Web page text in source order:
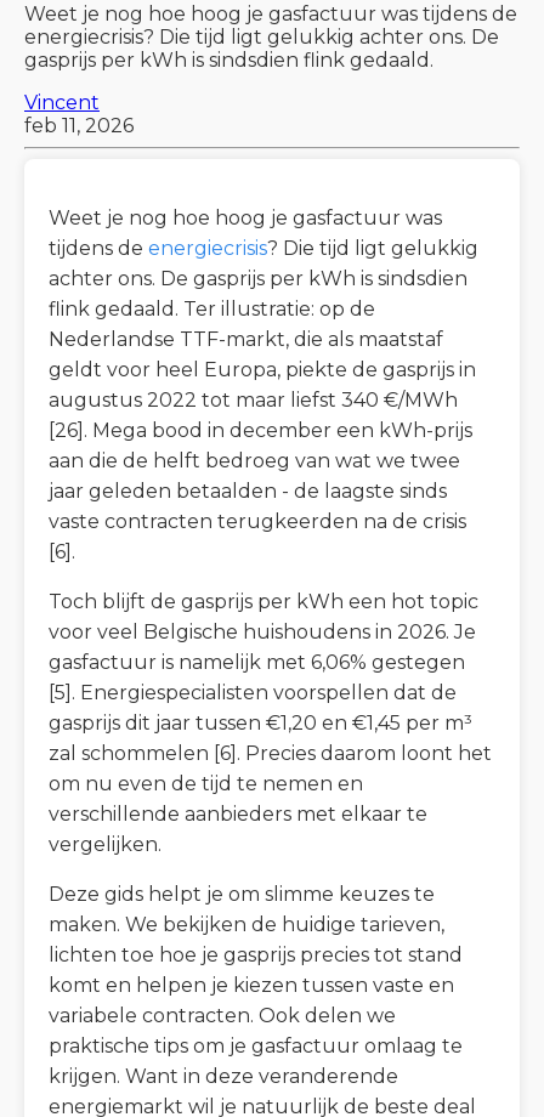
Weet je nog hoe hoog je gasfactuur was tijdens de
energiecrisis? Die tijd ligt gelukkig achter ons. De
gasprijs per kWh is sindsdien flink gedaald.
Vincent
feb 11, 2026
Weet je nog hoe hoog je gasfactuur was
tijdens de energiecrisis? Die tijd ligt gelukkig
achter ons. De gasprijs per kWh is sindsdien
flink gedaald. Ter illustratie: op de
Nederlandse TTF-markt, die als maatstaf
geldt voor heel Europa, piekte de gasprijs in
augustus 2022 tot maar liefst 340 €/MWh
[26]. Mega bood in december een kWh-prijs
aan die de helft bedroeg van wat we twee
jaar geleden betaalden - de laagste sinds
vaste contracten terugkeerden na de crisis
[6].
Toch blijft de gasprijs per kWh een hot topic
voor veel Belgische huishoudens in 2026. Je
gasfactuur is namelijk met 6,06% gestegen
[5]. Energiespecialisten voorspellen dat de
gasprijs dit jaar tussen €1,20 en €1,45 per m³
zal schommelen [6]. Precies daarom loont het
om nu even de tijd te nemen en
verschillende aanbieders met elkaar te
vergelijken.
Deze gids helpt je om slimme keuzes te
maken. We bekijken de huidige tarieven,
lichten toe hoe je gasprijs precies tot stand
komt en helpen je kiezen tussen vaste en
variabele contracten. Ook delen we
praktische tips om je gasfactuur omlaag te
krijgen. Want in deze veranderende
energiemarkt wil je natuurlijk de beste deal